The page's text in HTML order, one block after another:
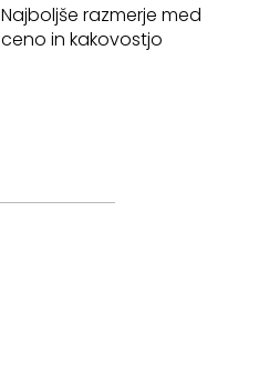
Najboljše razmerje med
ceno in kakovostjo